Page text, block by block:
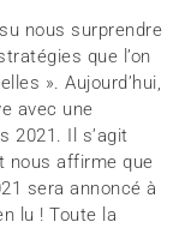
nous surprendre
que l’on
». Aujourd’hui,
avec une
2021. Il s’agit
nous affirme que
sera annoncé à
lu ! Toute la